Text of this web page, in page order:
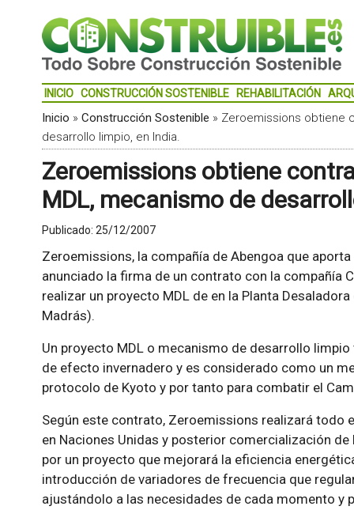
INICIO CONSTRUCCIÓN SOSTENIBLE REHABILITACIÓN
Inicio » Construcción Sostenible » Zeroemissions obtiene
desarrollo limpio, en India.
Zeroemissions obtiene
MDL, mecanismo de
Publicado: 25/12/2007
Zeroemissions, la compañía de Abengoa que
anunciado la firma de un contrato con la compañía
realizar un proyecto MDL de en la Planta
Madrás).
Un proyecto MDL o mecanismo de desarrollo
de efecto invernadero y es considerado como un
protocolo de Kyoto y por tanto para combatir el
Según este contrato, Zeroemissions realizará todo
en Naciones Unidas y posterior comercialización
por un proyecto que mejorará la eficiencia
introducción de variadores de frecuencia que
ajustándolo a las necesidades de cada momento y